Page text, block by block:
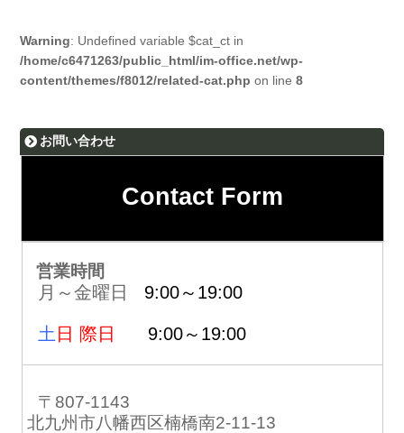
Warning: Undefined variable $cat_ct in
/home/c6471263/public_html/im-office.net/wp-
content/themes/f8012/related-cat.php on line8
お問い合わせ
Contact Form
営業時間
月～金曜日 9:00～19:00
土 日 際日 9:00～19:00
〒807-1143
北九州市八幡西区楠橋南2-11-13